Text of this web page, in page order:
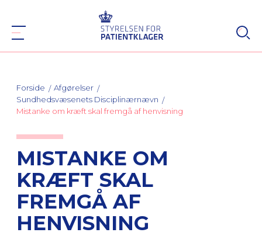
Forside
Afgørelser
Sundhedsvæsenets Disciplinærnævn
Mistanke om kræft skal fremgå af henvisning
MISTANKE OM
KRÆFT SKAL
FREMGÅ AF
HENVISNING